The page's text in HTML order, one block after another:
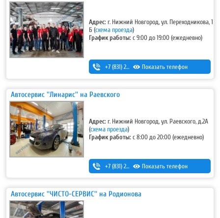
Адрес: г. Нижний Новгород, ул. Переходникова, 1
Б (схема проезда)
График работы:с 9:00 до 19:00 (ежедневно)
+7 (831) 280-69-88 Показать телефон
Автосервис ''Линарис'' на Раевского
Адрес: г. Нижний Новгород, ул. Раевского, д.2А
(схема проезда)
График работы:с 8:00 до 20:00 (ежедневно)
+7 (831) 297-27-05 Показать телефон
Автосервис ''ЧИСТО-СЕРВИС'' на Родионова